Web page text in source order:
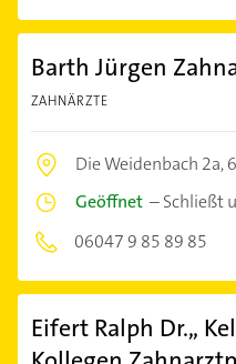
Barth Jürgen
ZAHNÄRZTE
Die Weidenbach 2a,
Geöffnet –Schließt
06047 9 85 89 85
Eifert Ralph Dr.,,